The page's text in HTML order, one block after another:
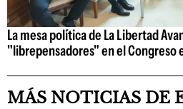
La mesa política de La Libertad
"librepensadores" en el Congreso
MÁS NOTICIAS DE